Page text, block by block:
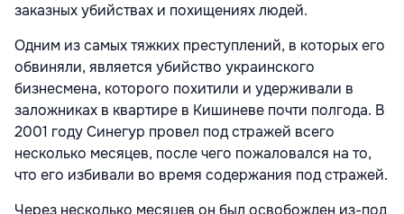
заказных убийствах и похищениях людей.
Одним из самых тяжких преступлений, в которых его
обвиняли, является убийство украинского
бизнесмена, которого похитили и удерживали в
заложниках в квартире в Кишиневе почти полгода. В
2001 году Синегур провел под стражей всего
несколько месяцев, после чего пожаловался на то,
что его избивали во время содержания под стражей.
Через несколько месяцев он был освобожден из-под